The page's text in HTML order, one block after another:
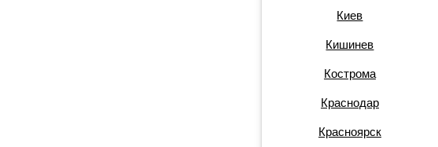
Киев
Кишинев
Кострома
Краснодар
Красноярск